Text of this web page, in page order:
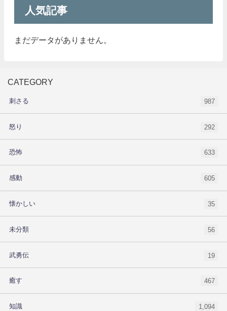
人気記事
まだデータがありません。
CATEGORY
刺さる 987
怒り 292
恐怖 633
感動 605
懐かしい 35
未分類 56
武勇伝 19
癒す 467
知識 1,094